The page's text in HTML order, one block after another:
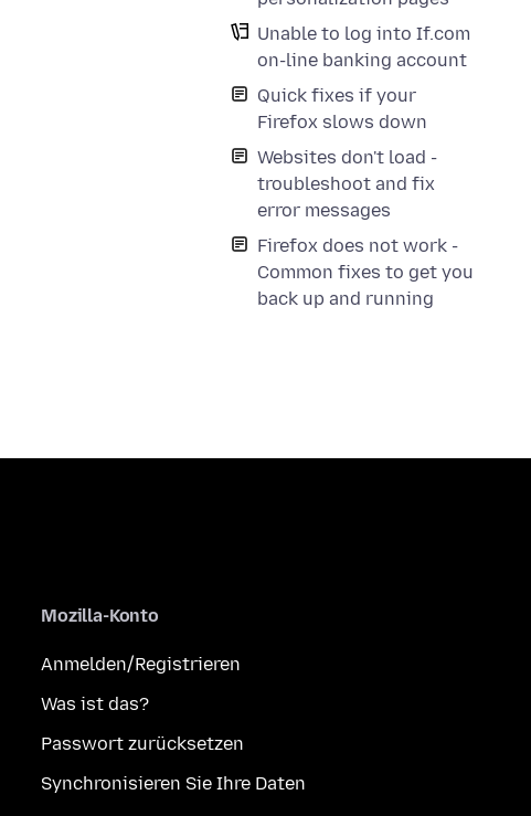
Unable to log into If.com
on-line banking account
Quick fixes if your
Firefox slows down
Websites don't load -
troubleshoot and fix
error messages
Firefox does not work -
Common fixes to get you
back up and running
Mozilla-Konto
Anmelden/Registrieren
Was ist das?
Passwort zurücksetzen
Synchronisieren Sie Ihre Daten